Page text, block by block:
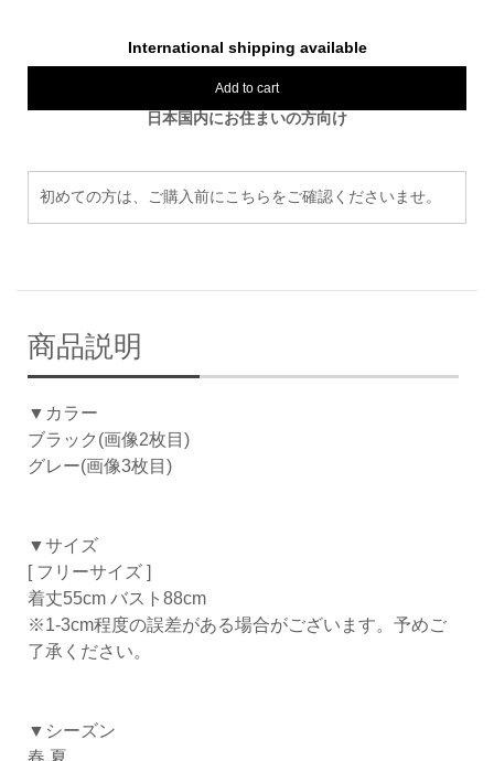
International shipping available
Add to cart
日本国内にお住まいの方向け
初めての方は、ご購入前にこちらをご確認くださいませ。
商品説明
▼カラー
ブラック(画像2枚目)
グレー(画像3枚目)
▼サイズ
[ フリーサイズ ]
着丈55cm バスト88cm
※1-3cm程度の誤差がある場合がございます。予めご
了承ください。
▼シーズン
春,夏